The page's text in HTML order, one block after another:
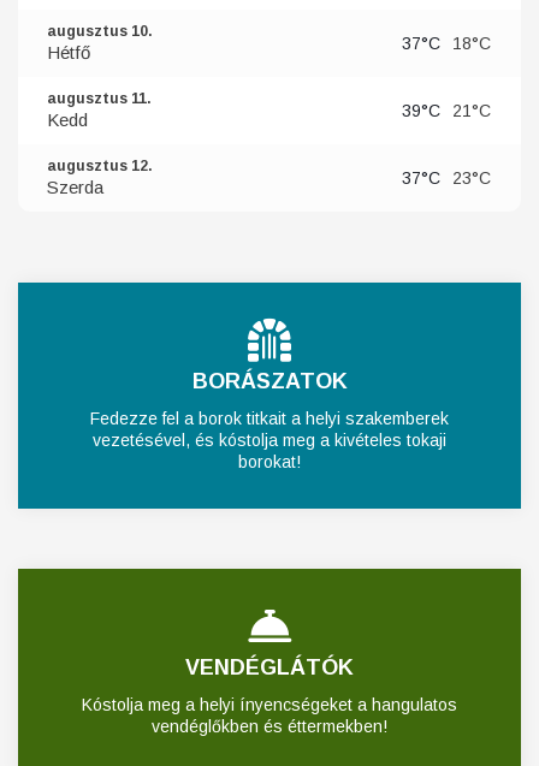
augusztus 10.
Hétfő 37°C 18°C
augusztus 11.
Kedd 39°C 21°C
augusztus 12.
Szerda 37°C 23°C
BORÁSZATOK
Fedezze fel a borok titkait a helyi szakemberek
vezetésével, és kóstolja meg a kivételes tokaji
borokat!
VENDÉGLÁTÓK
Kóstolja meg a helyi ínyencségeket a hangulatos
vendéglőkben és éttermekben!